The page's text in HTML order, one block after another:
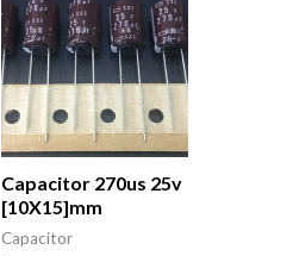
Capacitor 270us 25v
[10X15]mm
Capacitor